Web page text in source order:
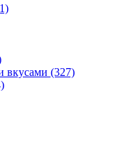
вкусами (327)